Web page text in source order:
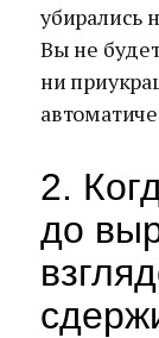
убирались
Вы не
ни
2.
до